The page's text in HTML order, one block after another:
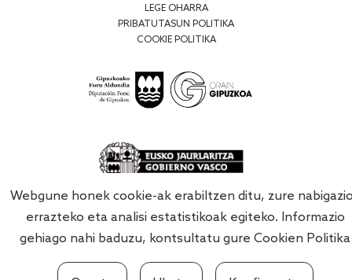
LEGE OHARRA
PRIBATUTASUN POLITIKA
COOKIE POLITIKA
Webgune honek cookie-ak erabiltzen ditu, zure
errazteko eta analisi estatistikoak egiteko. Informazio
gehiago nahi baduzu, kontsultatu gure Cookien Politika